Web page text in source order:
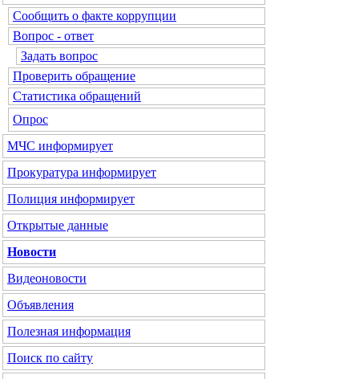
Сообщить о факте коррупции
Вопрос - ответ
Задать вопрос
Проверить обращение
Статистика обращений
Опрос
МЧС информирует
Прокуратура информирует
Полиция информирует
Открытые данные
Новости
Видеоновости
Объявления
Полезная информация
Поиск по сайту